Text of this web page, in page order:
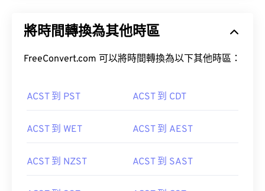
將時間轉換為其他時區
FreeConvert.com 可以將時間轉換為以下其他時區：
ACST 到 PST ACST 到 CDT
ACST 到 WET ACST 到 AEST
ACST 到 NZST ACST 到 SAST